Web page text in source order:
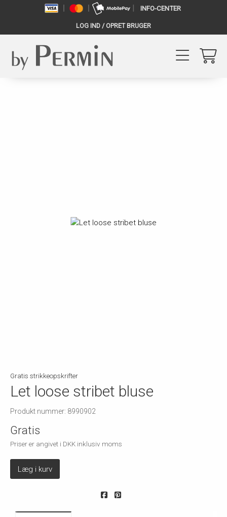
INFO-CENTER
LOG IND / OPRET BRUGER
Gratis strikkeopskrifter
Let loose stribet bluse
Produkt nummer: 8990902
Gratis
Priser er angivet i DKK inklusiv moms
Læg i kurv